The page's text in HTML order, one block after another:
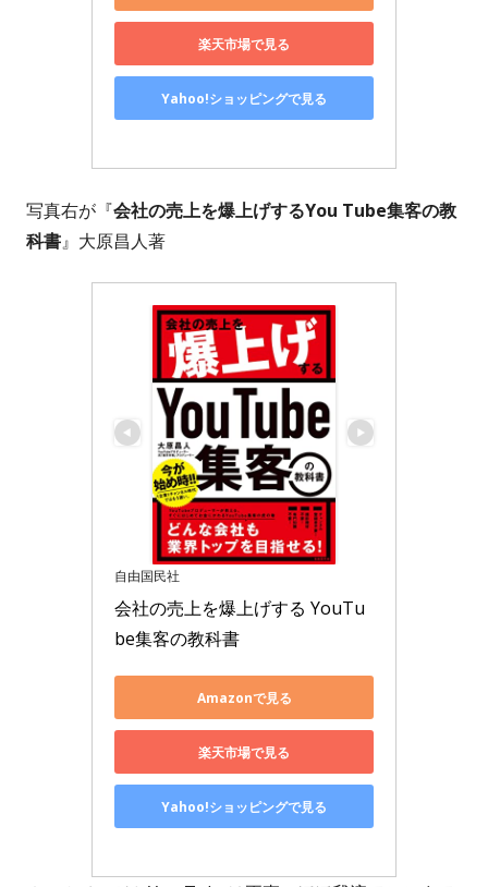
楽天市場で見る
Yahoo!ショッピングで見る
写真右が『会社の売上を爆上げするYou Tube集客の教
科書』大原昌人著
自由国民社
会社の売上を爆上げする YouTu
be集客の教科書
Amazonで見る
楽天市場で見る
Yahoo!ショッピングで見る